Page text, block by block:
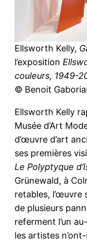
Ellsworth Kelly,
l’exposition
couleurs, 1949-
© Benoit
Ellsworth Kelly
Musée d’Art
d’œuvre d’art
ses premières
Le Polyptyque
Grünewald, à
retables, l’œuvre
de plusieurs
referment l’un
les artistes